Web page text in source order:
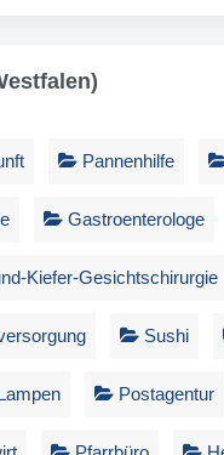
Pannenhilfe
Gastroenterologe
Kiefer-Gesichtschirurgie
Sushi
Postagentur